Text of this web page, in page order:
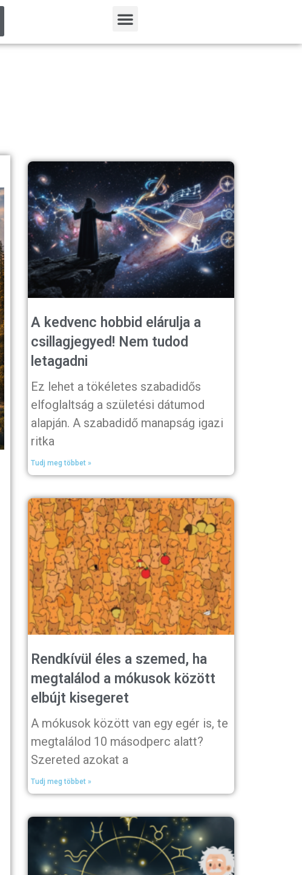
A kedvenc hobbid elárulja a
csillagjegyed! Nem tudod
letagadni
Ez lehet a tökéletes szabadidős
elfoglaltság a születési dátumod
alapján. A szabadidő manapság igazi
ritka
Tudj meg többet »
Rendkívül éles a szemed, ha
megtalálod a mókusok között
elbújt kisegeret
A mókusok között van egy egér is, te
megtalálod 10 másodperc alatt?
Szereted azokat a
Tudj meg többet »